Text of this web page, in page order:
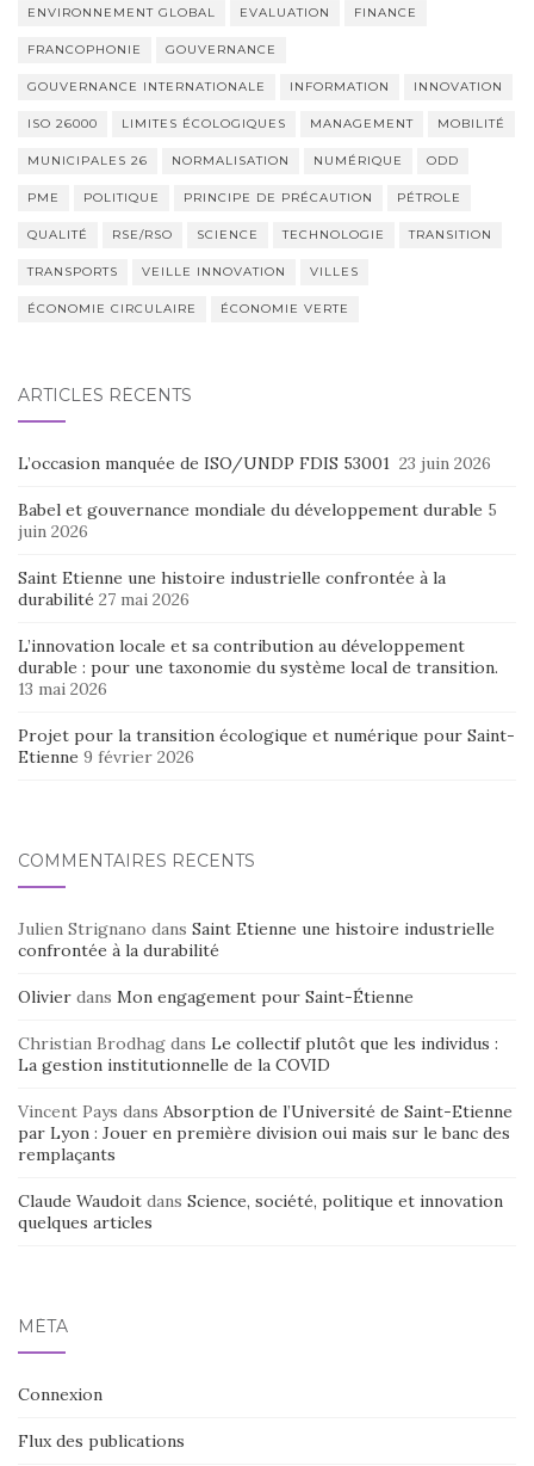
ENVIRONNEMENT GLOBAL EVALUATION FINANCE
FRANCOPHONIE GOUVERNANCE
GOUVERNANCE INTERNATIONALE INFORMATION INNOVATION
ISO 26000 LIMITES ÉCOLOGIQUES MANAGEMENT MOBILITÉ
MUNICIPALES 26 NORMALISATION NUMÉRIQUE ODD
PME POLITIQUE PRINCIPE DE PRÉCAUTION PÉTROLE
QUALITÉ RSE/RSO SCIENCE TECHNOLOGIE TRANSITION
TRANSPORTS VEILLE INNOVATION VILLES
ÉCONOMIE CIRCULAIRE ÉCONOMIE VERTE
ARTICLES RÉCENTS
L’occasion manquée de ISO/UNDP FDIS 53001 23 juin 2026
Babel et gouvernance mondiale du développement durable 5
juin 2026
Saint Etienne une histoire industrielle confrontée à la
durabilité 27 mai 2026
L’innovation locale et sa contribution au développement
durable : pour une taxonomie du système local de transition.
13 mai 2026
Projet pour la transition écologique et numérique pour Saint-
Etienne 9 février 2026
COMMENTAIRES RÉCENTS
Julien Strignano dans Saint Etienne une histoire industrielle
confrontée à la durabilité
Olivier dans Mon engagement pour Saint-Étienne
Christian Brodhag dans Le collectif plutôt que les individus :
La gestion institutionnelle de la COVID
Vincent Pays dans Absorption de l’Université de Saint-Etienne
par Lyon : Jouer en première division oui mais sur le banc des
remplaçants
Claude Waudoit dans Science, société, politique et innovation
quelques articles
MÉTA
Connexion
Flux des publications